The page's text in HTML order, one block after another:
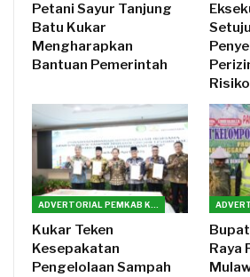
Petani Sayur Tanjung
Batu Kukar
Mengharapkan
Bantuan Pemerintah
ADVERTORIAL PEMKAB KUTAI KARTANEGARA
Kukar Teken
Kesepakatan
Pengelolaan Sampah
Raya